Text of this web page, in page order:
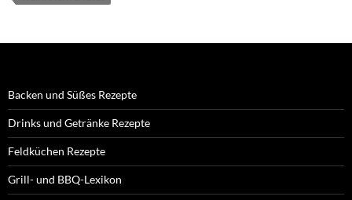
Backen und Süßes Rezepte
Drinks und Getränke Rezepte
Feldküchen Rezepte
Grill- und BBQ-Lexikon